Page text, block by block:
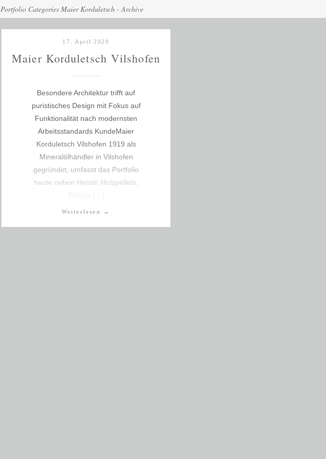
Portfolio Categories Maier Korduletsch - Archive
17. April 2020
Maier Korduletsch Vilshofen
Besondere Architektur trifft auf
puristisches Design mit Fokus auf
Funktionalität nach modernsten
Arbeitsstandards KundeMaier
Korduletsch Vilshofen 1919 als
Mineralölhändler in Vilshofen
gegründet, umfasst das Portfolio
heute neben Heizöl, Holzpellets,
Weiterlesen →